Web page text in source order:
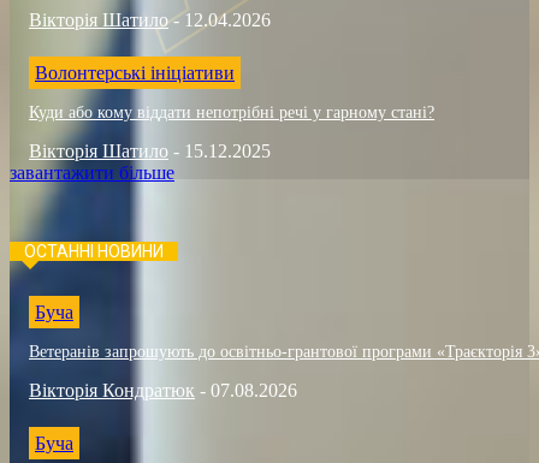
Вікторія Шатило - 12.04.2026
Волонтерські ініціативи
Куди або кому віддати непотрібні речі у гарному стані?
Вікторія Шатило - 15.12.2025
завантажити більше
ОСТАННІ НОВИНИ
Буча
Ветеранів запрошують до освітньо-грантової програми «Траєкторія
Вікторія Кондратюк - 07.08.2026
Буча